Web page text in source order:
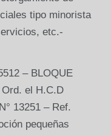
tipo minorista
etc.-
– BLOQUE
el H.C.D
13251 – Ref.
pequeñas